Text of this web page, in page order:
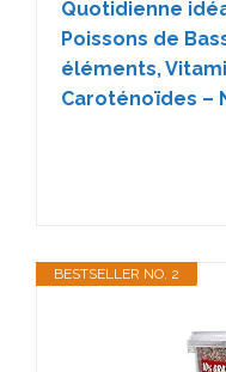
Quotidienne
Poissons de
éléments,
Caroténoïdes –
BESTSELLER NO. 2